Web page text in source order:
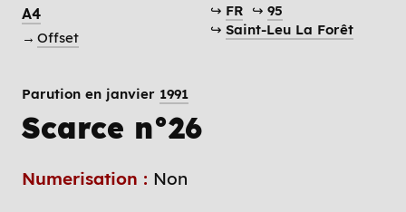
A4
→ Offset
↪ FR ↪ 95
↪ Saint-Leu La Forêt
Parution en janvier 1991
Scarce n°26
Numerisation : Non